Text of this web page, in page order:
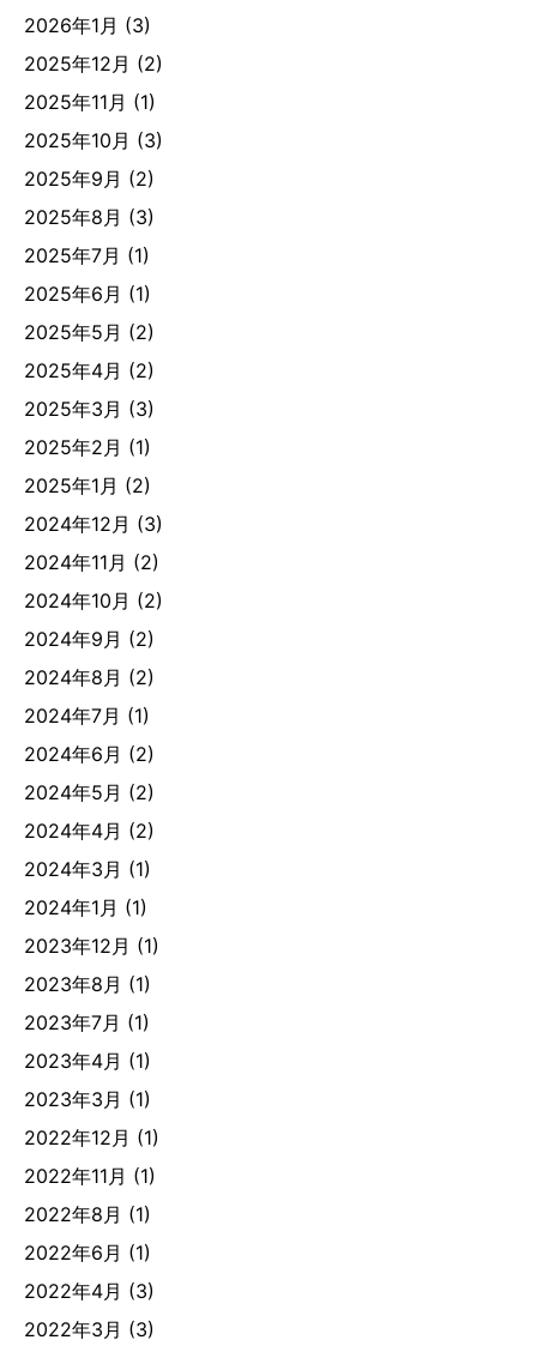
2026年1月 (3)
2025年12月 (2)
2025年11月 (1)
2025年10月 (3)
2025年9月 (2)
2025年8月 (3)
2025年7月 (1)
2025年6月 (1)
2025年5月 (2)
2025年4月 (2)
2025年3月 (3)
2025年2月 (1)
2025年1月 (2)
2024年12月 (3)
2024年11月 (2)
2024年10月 (2)
2024年9月 (2)
2024年8月 (2)
2024年7月 (1)
2024年6月 (2)
2024年5月 (2)
2024年4月 (2)
2024年3月 (1)
2024年1月 (1)
2023年12月 (1)
2023年8月 (1)
2023年7月 (1)
2023年4月 (1)
2023年3月 (1)
2022年12月 (1)
2022年11月 (1)
2022年8月 (1)
2022年6月 (1)
2022年4月 (3)
2022年3月 (3)